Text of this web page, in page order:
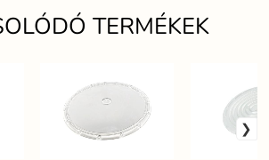
TERMÉKEK